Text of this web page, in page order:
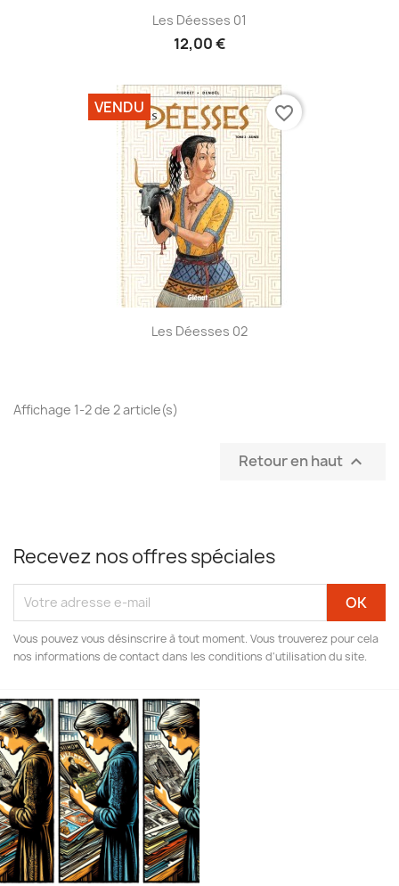
Les Déesses 01
12,00 €
Les Déesses 02
VENDU favorite_border
Affichage 1-2 de 2 article(s)
Retour en haut 
Recevez nos offres spéciales
Vous pouvez vous désinscrire à tout moment. Vous trouverez pour cela
nos informations de contact dans les conditions d'utilisation du site.